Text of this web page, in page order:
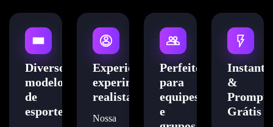
Diversos
modelos
de
esportes
Experiência
experimental
realista
Nossa
Perfeito
para
equipes
e
&
Prompt-
Grátis